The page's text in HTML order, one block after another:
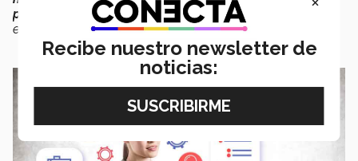
productivo
, sería una reinvención de las acreditaciones
en la educación”,consideró Mohamedbhai.
Recibe nuestro newsletter de
noticias: